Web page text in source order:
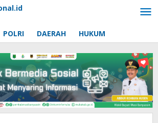
POLRI DAERAH HUKUM